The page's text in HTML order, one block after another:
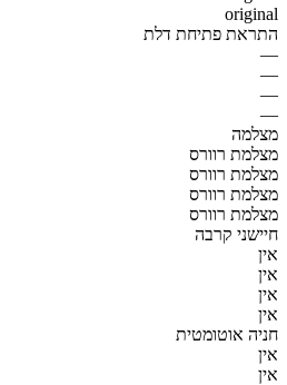
original
התראת פתיחת דלת
—
—
—
—
מצלמה
מצלמת רוורס
מצלמת רוורס
מצלמת רוורס
מצלמת רוורס
חיישני קרבה
אין
אין
אין
אין
חניה אוטומטית
אין
אין